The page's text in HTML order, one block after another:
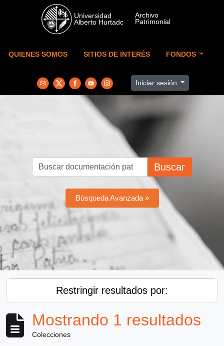
Skip to main content
QUIENES SOMOS SITIOS DE INTERÉS FONDOS
Iniciar sesión
Buscar
Búsqueda Avanzada »
Restringir resultados por:
Mostrando 1 resultados
Colecciones